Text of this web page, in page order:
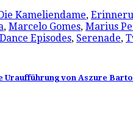
Kameliendame,
, Marcelo Gomes, Marius
Episodes, Serenade,
Uraufführung von Aszure